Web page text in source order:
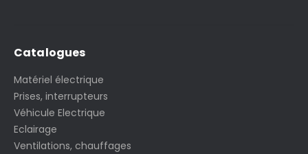
Catalogues
Matériel électrique
Prises, interrupteurs
Véhicule Electrique
Eclairage
Ventilations, chauffages